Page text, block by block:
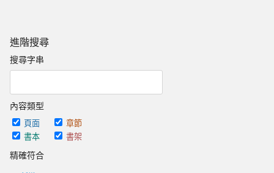
進階搜尋
搜尋字串
內容類型
頁面
章節
書本
書架
精確符合